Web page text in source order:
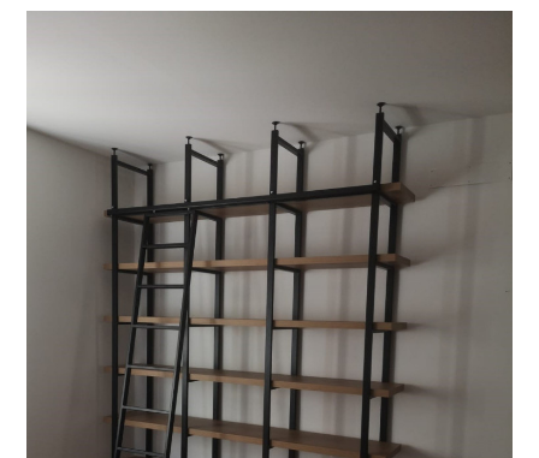
RosielloArreda
Arredamenti
Restyling Cucina
Blog
Contatto